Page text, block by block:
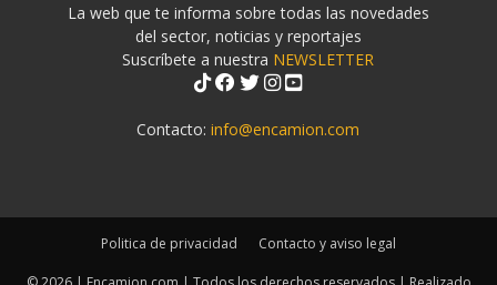
La web que te informa sobre todas las novedades
del sector, noticias y reportajes
Suscríbete a nuestra NEWSLETTER
Contacto:info@encamion.com
Politica de privacidad Contacto y aviso legal